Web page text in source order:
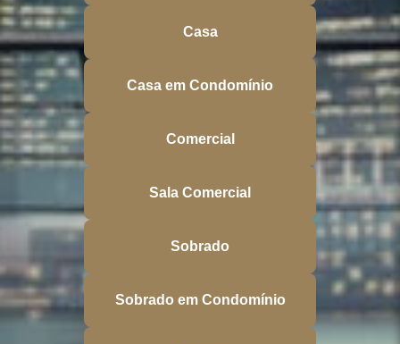
Casa
Casa em Condomínio
Comercial
Sala Comercial
Sobrado
Sobrado em Condomínio